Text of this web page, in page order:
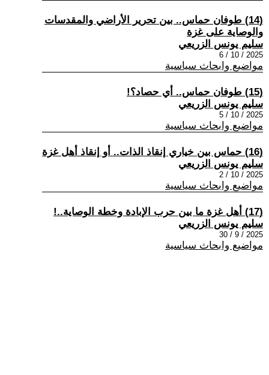
(14) طوفان حماس.. بين تحرير الأراضي والمقدسات
والوصاية على غزة
سليم يونس الزريعي
2025 / 10 / 6
مواضيع وابحاث سياسية
(15) طوفان حماس.. أي حصاد؟!
سليم يونس الزريعي
2025 / 10 / 5
مواضيع وابحاث سياسية
(16) حماس بين خياري إنقاذ الذات.. أو إنقاذ أهل غزة
سليم يونس الزريعي
2025 / 10 / 2
مواضيع وابحاث سياسية
(17) أهل غزة ما بين حرب الإبادة وخطة الوصاية..!
سليم يونس الزريعي
2025 / 9 / 30
مواضيع وابحاث سياسية